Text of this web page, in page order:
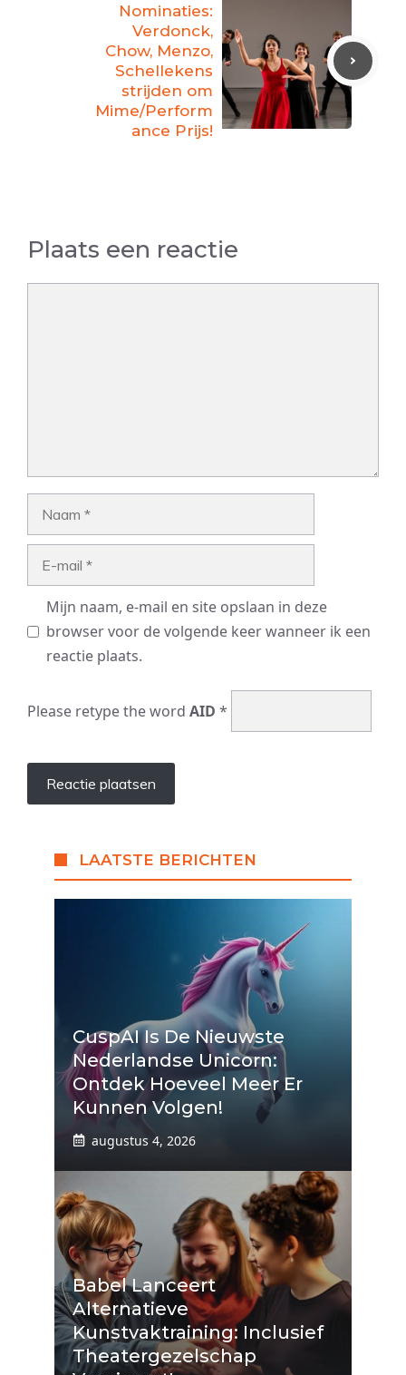
Nominaties:
Verdonck,
Chow, Menzo,
Schellekens
strijden om
Mime/Perform
ance Prijs!
Plaats een reactie
Mijn naam, e-mail en site opslaan in deze
browser voor de volgende keer wanneer ik een
reactie plaats.
Please retype the word AID *
LAATSTE BERICHTEN
CuspAI Is De Nieuwste
Nederlandse Unicorn:
Ontdek Hoeveel Meer Er
Kunnen Volgen!
augustus 4, 2026
Babel Lanceert
Alternatieve
Kunstvaktraining: Inclusief
Theatergezelschap